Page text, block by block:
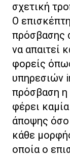
σχετική
Ο
πρόσβασης
να απαιτεί
φορείς
υπηρεσιών
πρόσβαση η
φέρει
άποψης όσο
κάθε
οποία ο